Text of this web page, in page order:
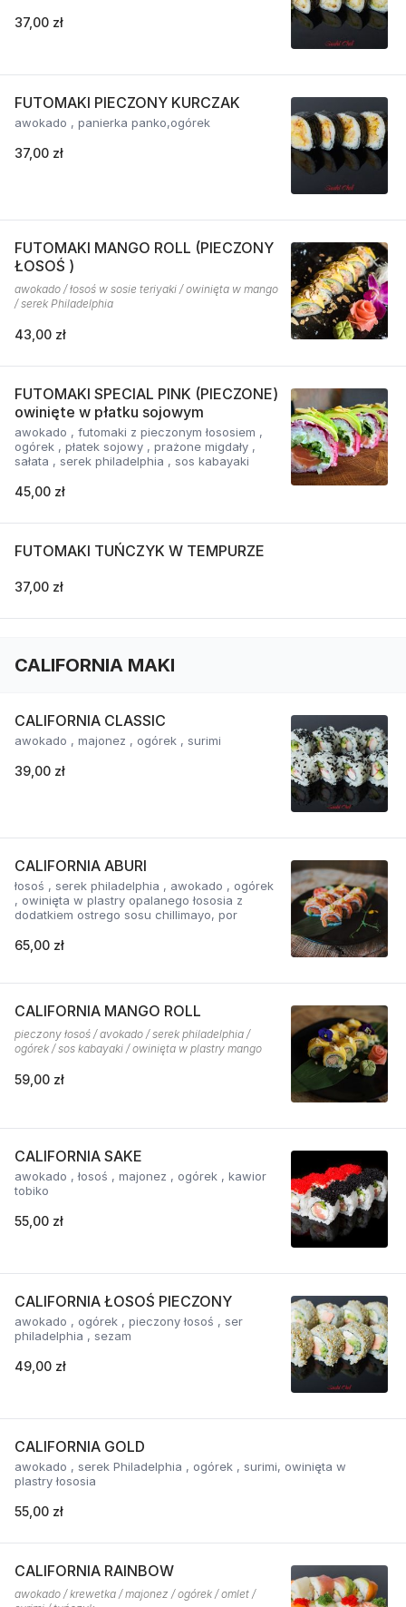
37,00 zł
FUTOMAKI PIECZONY KURCZAK
awokado , panierka panko,ogórek
37,00 zł
FUTOMAKI MANGO ROLL (PIECZONY
ŁOSOŚ )
awokado / łosoś w sosie teriyaki / owinięta w mango
/ serek Philadelphia
43,00 zł
FUTOMAKI SPECIAL PINK (PIECZONE)
owinięte w płatku sojowym
awokado , futomaki z pieczonym łososiem ,
ogórek , płatek sojowy , prażone migdały ,
sałata , serek philadelphia , sos kabayaki
45,00 zł
FUTOMAKI TUŃCZYK W TEMPURZE
37,00 zł
CALIFORNIA MAKI
CALIFORNIA CLASSIC
awokado , majonez , ogórek , surimi
39,00 zł
CALIFORNIA ABURI
łosoś , serek philadelphia , awokado , ogórek
, owinięta w plastry opalanego łososia z
dodatkiem ostrego sosu chillimayo, por
65,00 zł
CALIFORNIA MANGO ROLL
pieczony łosoś / avokado / serek philadelphia /
ogórek / sos kabayaki / owinięta w plastry mango
59,00 zł
CALIFORNIA SAKE
awokado , łosoś , majonez , ogórek , kawior
tobiko
55,00 zł
CALIFORNIA ŁOSOŚ PIECZONY
awokado , ogórek , pieczony łosoś , ser
philadelphia , sezam
49,00 zł
CALIFORNIA GOLD
awokado , serek Philadelphia , ogórek , surimi, owinięta w
plastry łososia
55,00 zł
CALIFORNIA RAINBOW
awokado / krewetka / majonez / ogórek / omlet /